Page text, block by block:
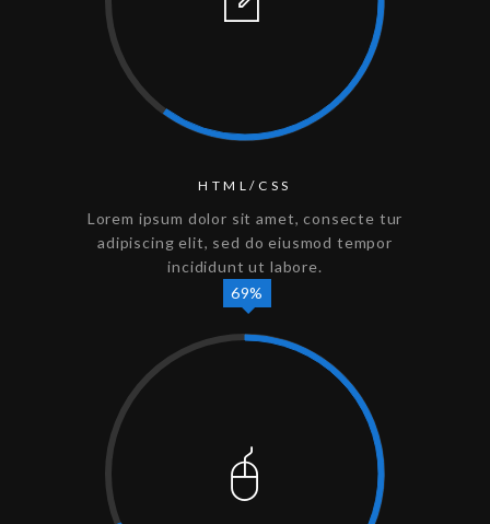
HTML/CSS
Lorem ipsum dolor sit amet, consecte tur
adipiscing elit, sed do eiusmod tempor
incididunt ut labore.
69%